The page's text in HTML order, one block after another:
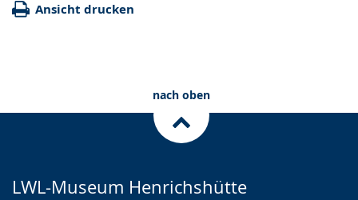
Ansicht drucken
nach oben
LWL-Museum Henrichshütte